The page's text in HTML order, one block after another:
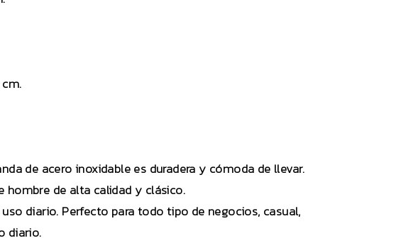
de acero inoxidable es duradera y cómoda de llevar.
hombre de alta calidad y clásico.
diario. Perfecto para todo tipo de negocios, casual,
diario.